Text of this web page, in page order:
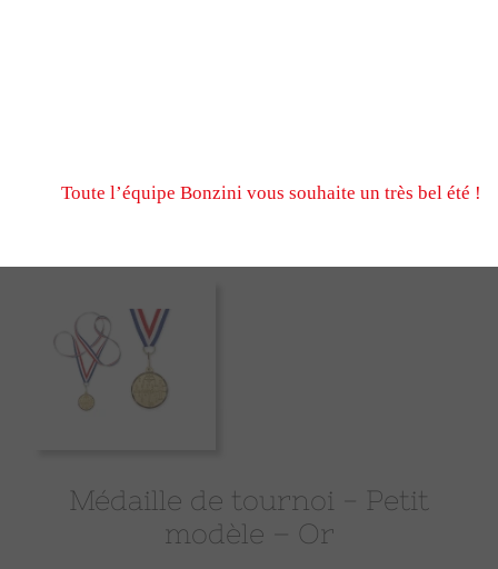
Médaille de tournoi - Petit
modèle – Or
Toute l’équipe Bonzini vous souhaite un très bel été !